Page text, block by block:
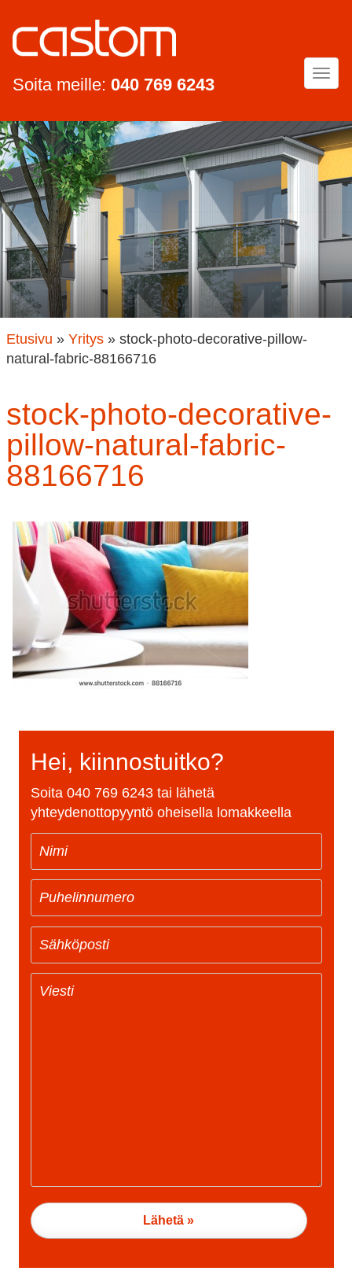
Soita meille: 040 769 6243
Etusivu » Yritys» stock-photo-decorative-pillow-
natural-fabric-88166716
stock-photo-decorative-
pillow-natural-fabric-
88166716
Hei, kiinnostuitko?
Soita 040 769 6243tai lähetä
yhteydenottopyyntö oheisella lomakkeella